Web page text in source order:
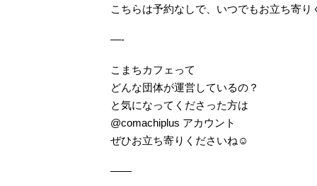
こちらは予約なしで、いつでもお立ち寄り
—-
こまちカフェって
どんな団体が運営しているの？
と気になってくださった方は
@comachiplus アカウント
ぜひお立ち寄りくださいね☺️
——